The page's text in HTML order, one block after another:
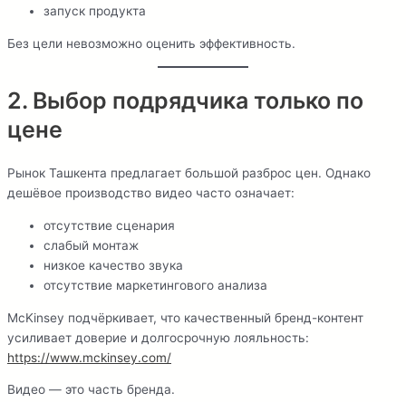
запуск продукта
Без цели невозможно оценить эффективность.
2. Выбор подрядчика только по
цене
Рынок Ташкента предлагает большой разброс цен. Однако
дешёвое производство видео часто означает:
отсутствие сценария
слабый монтаж
низкое качество звука
отсутствие маркетингового анализа
McKinsey подчёркивает, что качественный бренд-контент
усиливает доверие и долгосрочную лояльность:
https://www.mckinsey.com/
Видео — это часть бренда.